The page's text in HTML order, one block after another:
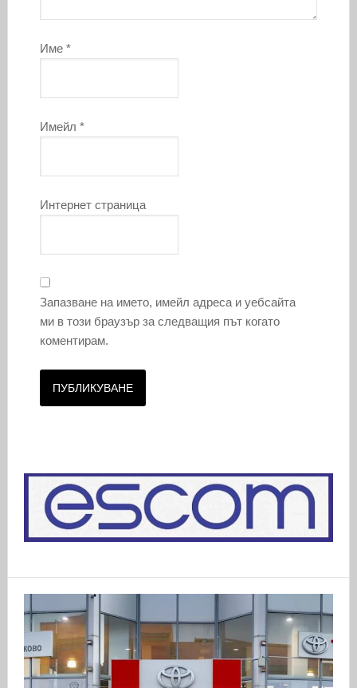
Име *
Имейл *
Интернет страница
Запазване на името, имейл адреса и уебсайта
ми в този браузър за следващия път когато
коментирам.